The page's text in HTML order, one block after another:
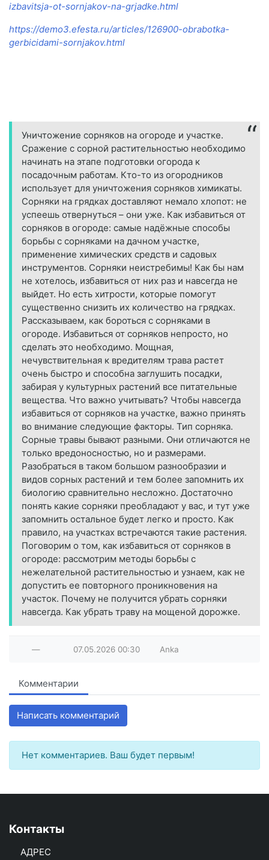
izbavitsja-ot-sornjakov-na-grjadke.html
https://demo3.efesta.ru/articles/126900-obrabotka-
gerbicidami-sornjakov.html
Уничтожение сорняков на огороде и участке.
Сражение с сорной растительностью необходимо
начинать на этапе подготовки огорода к
посадочным работам. Кто-то из огородников
использует для уничтожения сорняков химикаты.
Сорняки на грядках доставляют немало хлопот: не
успеешь отвернуться – они уже. Как избавиться от
сорняков в огороде: самые надёжные способы
борьбы с сорняками на дачном участке,
применение химических средств и садовых
инструментов. Сорняки неистребимы! Как бы нам
не хотелось, избавиться от них раз и навсегда не
выйдет. Но есть хитрости, которые помогут
существенно снизить их количество на грядках.
Рассказываем, как бороться с сорняками в
огороде. Избавиться от сорняков непросто, но
сделать это необходимо. Мощная,
нечувствительная к вредителям трава растет
очень быстро и способна заглушить посадки,
забирая у культурных растений все питательные
вещества. Что важно учитывать? Чтобы навсегда
избавиться от сорняков на участке, важно принять
во внимание следующие факторы. Тип сорняка.
Сорные травы бывают разными. Они отличаются не
только вредоносностью, но и размерами.
Разобраться в таком большом разнообразии и
видов сорных растений и тем более запомнить их
биологию сравнительно несложно. Достаточно
понять какие сорняки преобладают у вас, и тут уже
запомнить остальное будет легко и просто. Как
правило, на участках встречаются такие растения.
Поговорим о том, как избавиться от сорняков в
огороде: рассмотрим методы борьбы с
нежелательной растительностью и узнаем, как не
допустить ее повторного проникновения на
участок. Почему не получится убрать сорняки
навсегда. Как убрать траву на мощеной дорожке.
— 07.05.2026 00:30 Anka
Комментарии
Написать комментарий
Нет комментариев. Ваш будет первым!
Контакты
АДРЕС